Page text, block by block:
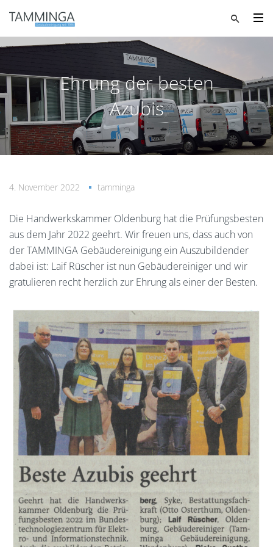
Ehrung der besten
Azubis
4. November 2022 tamminga
Die Handwerkskammer Oldenburg hat die Prüfungsbesten
aus dem Jahr 2022 geehrt. Wir freuen uns, dass auch von
der TAMMINGA Gebäudereinigung ein Auszubildender
dabei ist: Laif Rüscher ist nun Gebäudereiniger und wir
gratulieren recht herzlich zur Ehrung als einer der Besten.